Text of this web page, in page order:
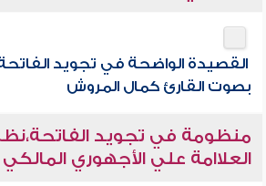
القصيدة الواضحة في تجويد
بصوت القارئ كمال المروش
منظومة في تجويد
العلاامة علي الأجهوري المالكي